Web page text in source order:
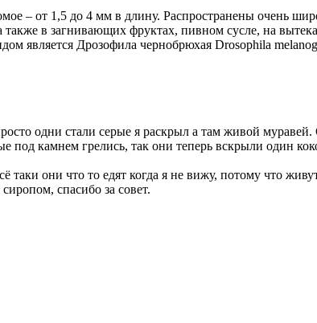
– от 1,5 до 4 мм в длину. Распространены очень
в загнивающих фруктах, пивном сусле, на
является Дрозофила чернобрюхая Drosophila
одни стали серые я раскрыл а там живой муравей.
под камнем грелись, так они теперь вскрыли один
они что то едят когда я не вижу, потому что
спасибо за совет.